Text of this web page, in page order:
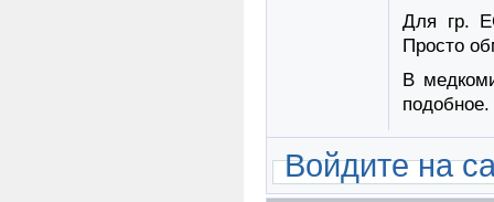
Для гр.
Просто
В
подобное.
Войдите на